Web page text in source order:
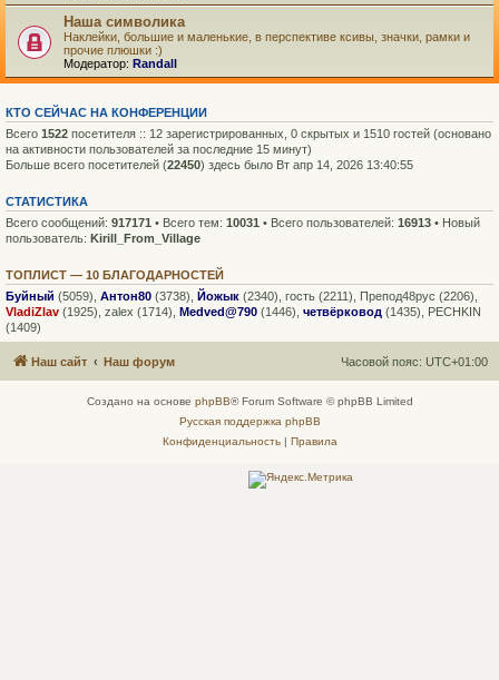
Наша символика
Наклейки, большие и маленькие, в перспективе ксивы, значки, рамки и
прочие плюшки :)
Модератор: Randall
КТО СЕЙЧАС НА КОНФЕРЕНЦИИ
Всего 1522 посетителя :: 12 зарегистрированных, 0 скрытых и 1510 гостей (основано
на активности пользователей за последние 15 минут)
Больше всего посетителей (22450) здесь было Вт апр 14, 2026 13:40:55
СТАТИСТИКА
Всего сообщений: 917171 • Всего тем: 10031 • Всего пользователей: 16913 • Новый
пользователь: Kirill_From_Village
ТОПЛИСТ — 10 БЛАГОДАРНОСТЕЙ
Буйный (5059), Антон80 (3738), Йожык (2340), гость (2211), Препод48рус (2206),
VladiZlav (1925), zalex (1714), Medved@790 (1446), четвёрковод (1435), PECHKIN
(1409)
Наш сайт Наш форум Часовой пояс: UTC+01:00
Создано на основе phpBB® Forum Software © phpBB Limited
Русская поддержка phpBB
Конфиденциальность| Правила